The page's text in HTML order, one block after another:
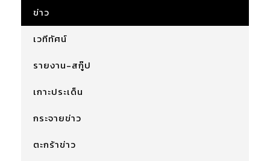
ข่าว
เวทีทัศน์
รายงาน-สกู๊ป
เกาะประเด็น
กระจายข่าว
ตะกร้าข่าว